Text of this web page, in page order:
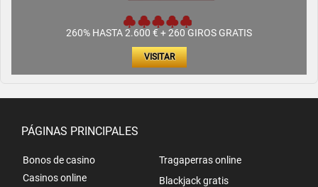
260% HASTA 2.600 € + 260 GIROS GRATIS
VISITAR
PÁGINAS PRINCIPALES
Bonos de casino
Casinos online
Tragaperras online
Blackjack gratis